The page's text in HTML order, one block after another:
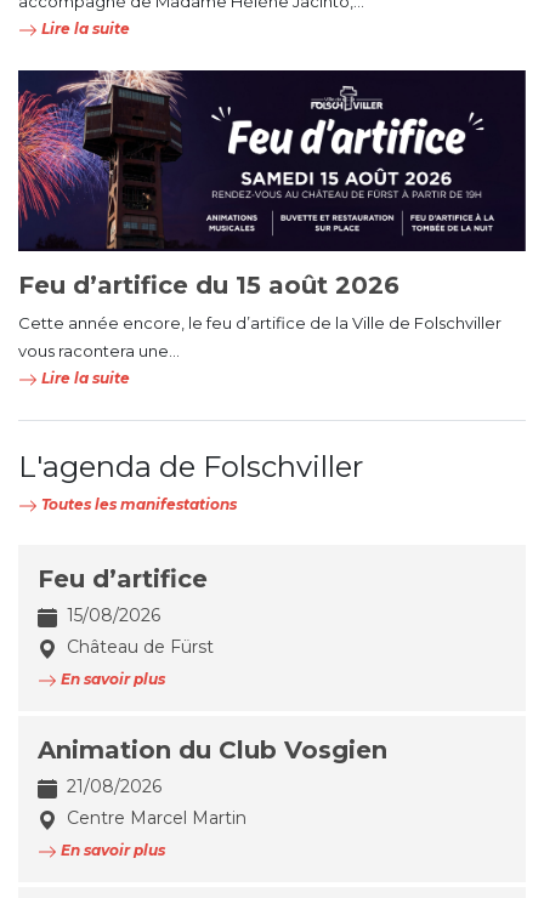
Lire la suite
Feu d’artifice du 15 août 2026
Cette année encore, le feu d’artifice de la Ville de Folschviller
vous racontera une...
Lire la suite
L'agenda de Folschviller
Toutes les manifestations
Feu d’artifice
15/08/2026
Château de Fürst
En savoir plus
Animation du Club Vosgien
21/08/2026
Centre Marcel Martin
En savoir plus